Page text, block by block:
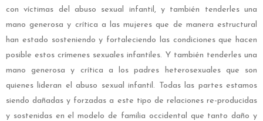
con víctimas del abuso sexual infantil, y también tenderles una
mano generosa y crítica a las mujeres que de manera estructural
han estado sosteniendo y fortaleciendo las condiciones que hacen
posible estos crímenes sexuales infantiles. Y también tenderles una
mano generosa y crítica a los padres heterosexuales que son
quienes lideran el abuso sexual infantil. Todas las partes estamos
siendo dañadas y forzadas a este tipo de relaciones re-producidas
y sostenidas en el modelo de familia occidental que tanto daño y